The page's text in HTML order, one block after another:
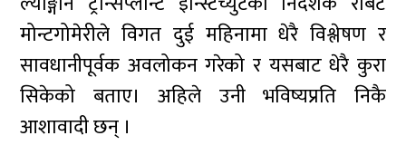
मोन्टगोमेरीले विगत दुई महिनामा धेरै विश्लेषण र
सावधानीपूर्वक अवलोकन गरेको र यसबाट धेरै कुरा
सिकेको बताए। अहिले उनी भविष्यप्रति निकै
आशावादी छन् ।